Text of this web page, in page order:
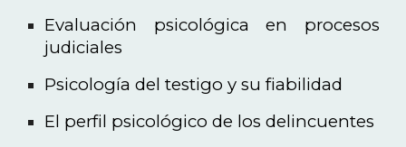
Evaluación psicológica en procesos
judiciales
Psicología del testigo y su fiabilidad
El perfil psicológico de los delincuentes